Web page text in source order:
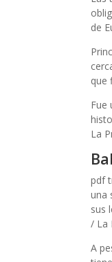
de
que
Fue
La
pdf
una
sus
/ La
A